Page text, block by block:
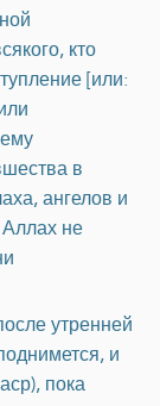
кто
[или:
в
ангелов и
не
утренней
и
пока